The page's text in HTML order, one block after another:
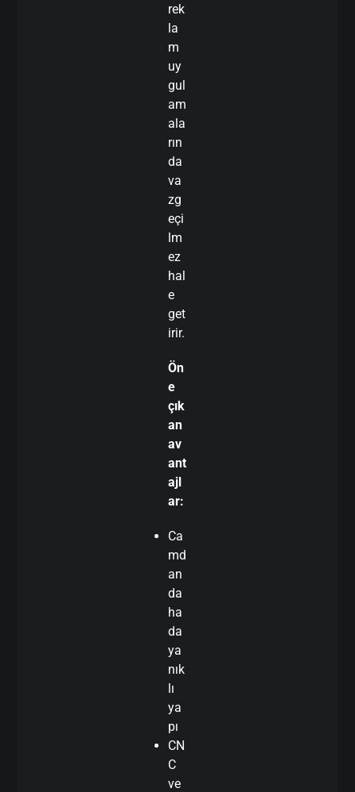
rek
la
m
uy
gul
am
ala
rın
da
va
zg
eçi
lm
ez
hal
e
get
irir.
Ön
e
çık
an
av
ant
ajl
ar:
Ca
md
an
da
ha
da
ya
nık
lı
ya
pı
CN
C
ve